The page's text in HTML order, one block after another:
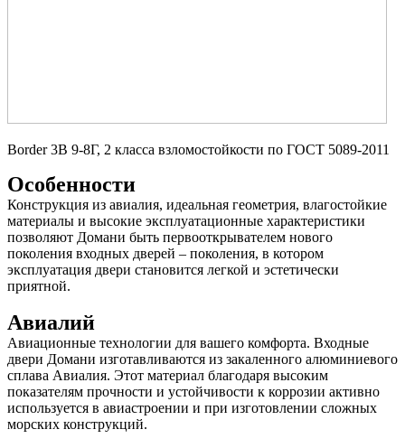
Border 3В 9-8Г, 2 класса взломостойкости по ГОСТ 5089-2011
Особенности
Конструкция из авиалия, идеальная геометрия, влагостойкие
материалы и высокие эксплуатационные характеристики
позволяют Домани быть первооткрывателем нового
поколения входных дверей – поколения, в котором
эксплуатация двери становится легкой и эстетически
приятной.
Авиалий
Авиационные технологии для вашего комфорта. Входные
двери Домани изготавливаются из закаленного алюминиевого
сплава Авиалия. Этот материал благодаря высоким
показателям прочности и устойчивости к коррозии активно
используется в авиастроении и при изготовлении сложных
морских конструкций.